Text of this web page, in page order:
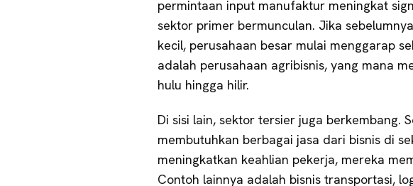
permintaan input manufaktur meningkat
sektor primer bermunculan. Jika
kecil, perusahaan besar mulai menggarap
adalah perusahaan agribisnis, yang mana
hulu hingga hilir.
Di sisi lain, sektor tersier juga berkembang.
membutuhkan berbagai jasa dari bisnis di
meningkatkan keahlian pekerja, mereka
Contoh lainnya adalah bisnis transportasi,